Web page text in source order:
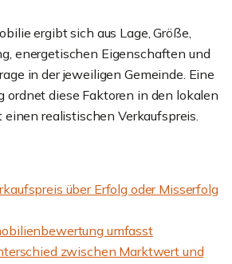
ergibt sich aus Lage, Größe,
energetischen Eigenschaften und
in der jeweiligen Gemeinde. Eine
ordnet diese Faktoren in den lokalen
realistischen Verkaufspreis.
über Erfolg oder Misserfolg
umfasst
zwischen Marktwert und